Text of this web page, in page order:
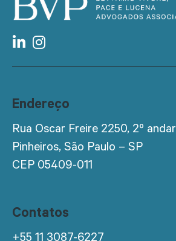
Endereço
Rua Oscar Freire 2250, 2º andar
Pinheiros, São Paulo – SP
CEP 05409-011
Contatos